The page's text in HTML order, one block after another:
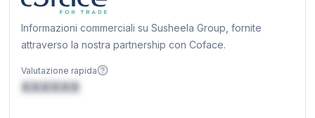
Informazioni commerciali su Susheela Group, fornite
attraverso la nostra partnership con Coface.
Valutazione rapida
XXXXXX